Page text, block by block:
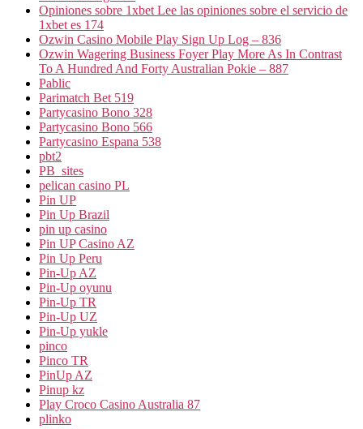
Opiniones sobre 1xbet Lee las opiniones sobre el servicio de
1xbet es 174
Ozwin Casino Mobile Play Sign Up Log – 836
Ozwin Wagering Business Foyer Play More As In Contrast
To A Hundred And Forty Australian Pokie – 887
Pablic
Parimatch Bet 519
Partycasino Bono 328
Partycasino Bono 566
Partycasino Espana 538
pbt2
PB_sites
pelican casino PL
Pin UP
Pin Up Brazil
pin up casino
Pin UP Casino AZ
Pin Up Peru
Pin-Up AZ
Pin-Up oyunu
Pin-Up TR
Pin-Up UZ
Pin-Up yukle
pinco
Pinco TR
PinUp AZ
Pinup kz
Play Croco Casino Australia 87
plinko